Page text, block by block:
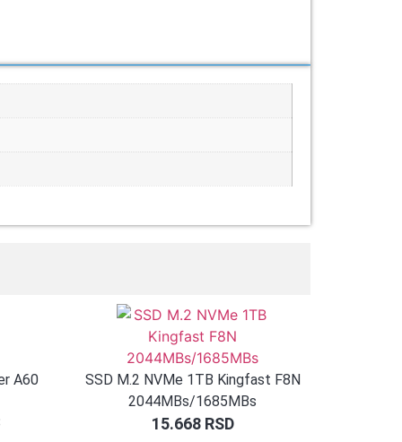
A60
SSD M.2 NVMe 1TB Kingfast F8N
2044MBs/1685MBs
15.668 RSD